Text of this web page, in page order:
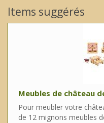
Items suggérés
Meubles de château
Pour meubler votre
de 12 mignons meubles